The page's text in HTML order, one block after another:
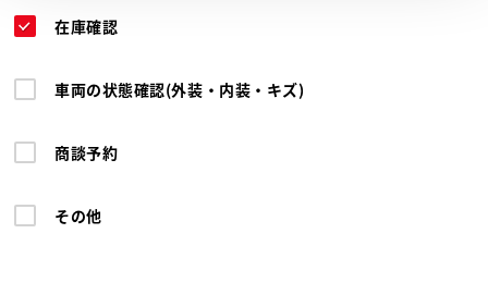
在庫確認
車両の状態確認(外装・内装・キズ)
商談予約
その他